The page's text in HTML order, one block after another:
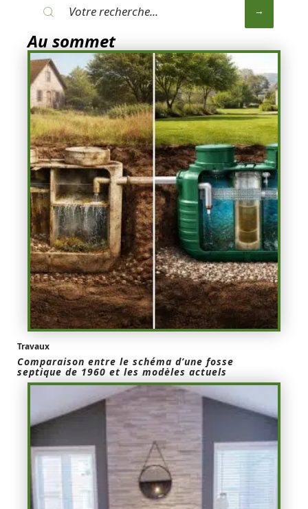
Au sommet
Travaux
Comparaison entre le schéma d’une fosse
septique de 1960 et les modèles actuels